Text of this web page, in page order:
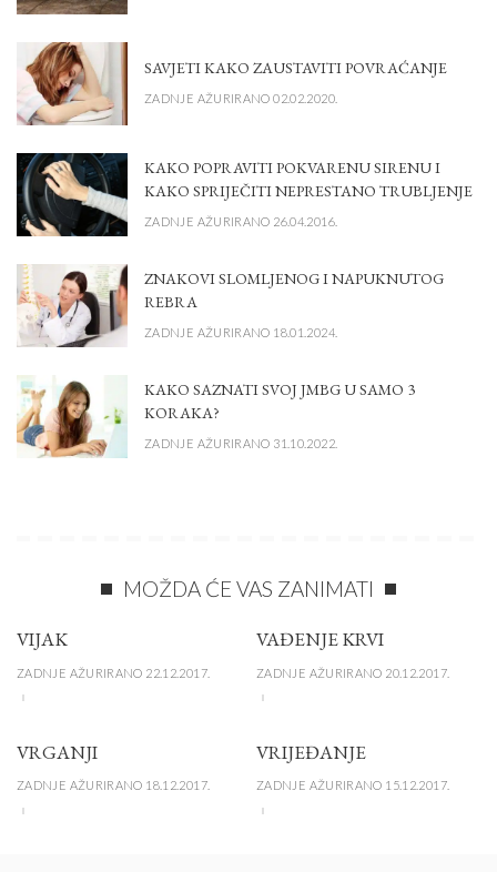
SAVJETI KAKO ZAUSTAVITI POVRAĆANJE
ZADNJE AŽURIRANO 02.02.2020.
KAKO POPRAVITI POKVARENU SIRENU I
KAKO SPRIJEČITI NEPRESTANO TRUBLJENJE
ZADNJE AŽURIRANO 26.04.2016.
ZNAKOVI SLOMLJENOG I NAPUKNUTOG
REBRA
ZADNJE AŽURIRANO 18.01.2024.
KAKO SAZNATI SVOJ JMBG U SAMO 3
KORAKA?
ZADNJE AŽURIRANO 31.10.2022.
MOŽDA ĆE VAS ZANIMATI
VIJAK
ZADNJE AŽURIRANO 22.12.2017.
VAĐENJE KRVI
ZADNJE AŽURIRANO 20.12.2017.
VRGANJI
ZADNJE AŽURIRANO 18.12.2017.
VRIJEĐANJE
ZADNJE AŽURIRANO 15.12.2017.